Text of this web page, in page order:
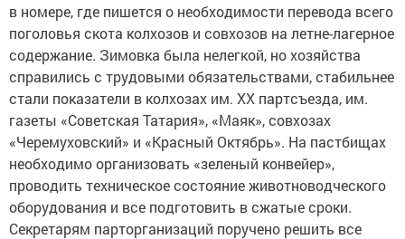
в номере, где пишется о необходимости перевода всего
поголовья скота колхозов и совхозов на летне-лагерное
содержание. Зимовка была нелегкой, но хозяйства
справились с трудовыми обязательствами, стабильнее
стали показатели в колхозах им. ХХ партсъезда, им.
газеты «Советская Татария», «Маяк», совхозах
«Черемуховский» и «Красный Октябрь». На пастбищах
необходимо организовать «зеленый конвейер»,
проводить техническое состояние животноводческого
оборудования и все подготовить в сжатые сроки.
Секретарям парторганизаций поручено решить все